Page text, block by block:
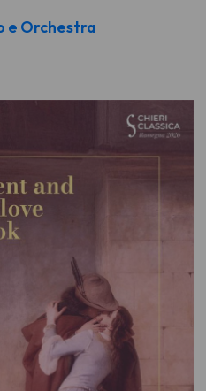
e Orchestra